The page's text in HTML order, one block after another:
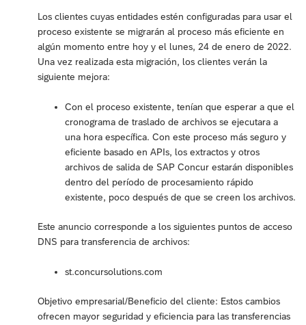
Los clientes cuyas entidades estén configuradas para usar el
proceso existente se migrarán al proceso más eficiente en
algún momento entre hoy y el lunes, 24 de enero de 2022.
Una vez realizada esta migración, los clientes verán la
siguiente mejora:
Con el proceso existente, tenían que esperar a que el
cronograma de traslado de archivos se ejecutara a
una hora específica. Con este proceso más seguro y
eficiente basado en APIs, los extractos y otros
archivos de salida de SAP Concur estarán disponibles
dentro del período de procesamiento rápido
existente, poco después de que se creen los archivos.
Este anuncio corresponde a los siguientes puntos de acceso
DNS para transferencia de archivos:
st.concursolutions.com
Objetivo empresarial/Beneficio del cliente: Estos cambios
ofrecen mayor seguridad y eficiencia para las transferencias